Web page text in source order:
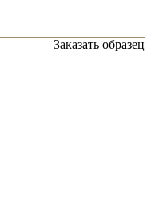
Заказать образец